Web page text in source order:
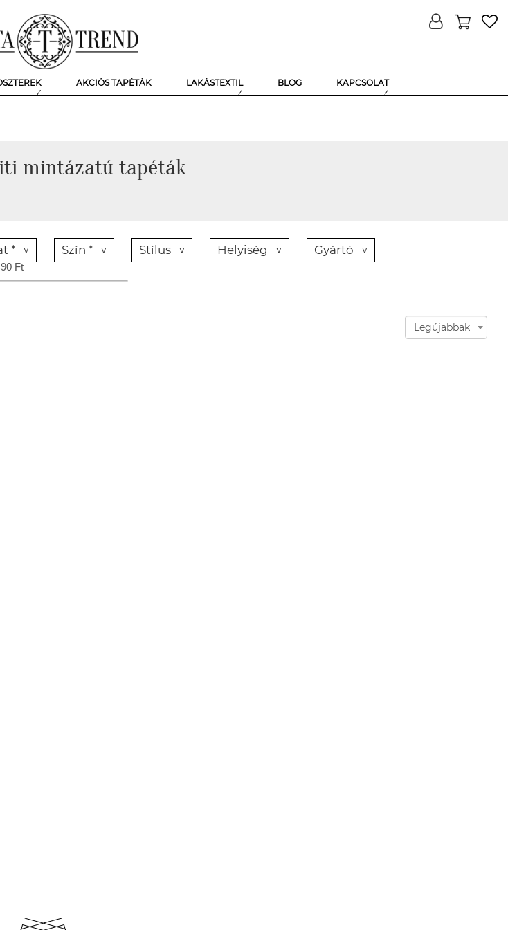
AKCIÓS TAPÉTÁK LAKÁSTEXTIL BLOG KAPCSOLAT
mintázatú tapéták
* Szín * Stílus Helyiség Gyártó
Ft
Legújabbak